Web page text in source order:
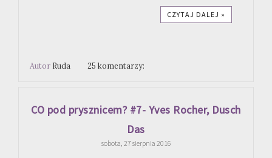
CZYTAJ DALEJ »
Autor Ruda 25 komentarzy:
CO pod prysznicem? #7- Yves Rocher, Dusch
Das
sobota, 27 sierpnia 2016